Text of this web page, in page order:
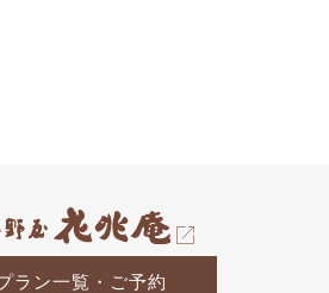
ラン一覧・ご予約